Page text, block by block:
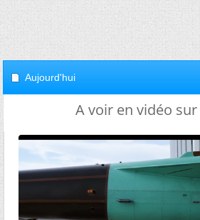
Aujourd'hui
A voir en vidéo